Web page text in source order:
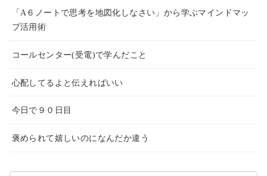
「A６ノートで思考を地図化しなさい」から学ぶマインドマッ
プ活用術
コールセンター(受電)で学んだこと
心配してるよと伝えればいい
今日で９０日目
褒められて嬉しいのになんだか違う